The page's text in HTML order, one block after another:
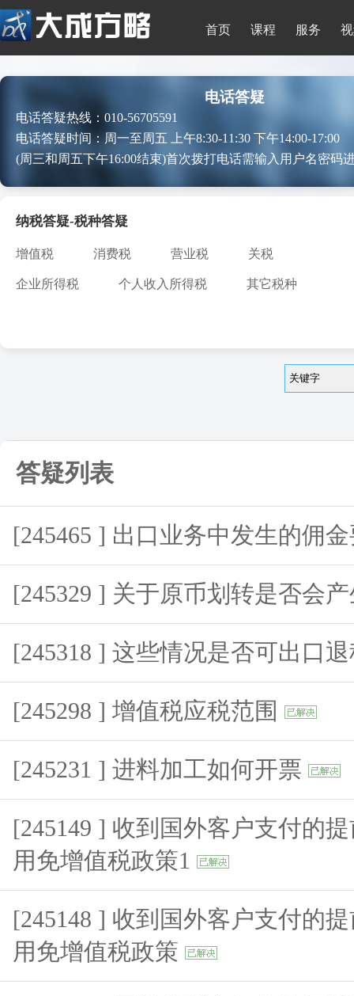
首页 课程 服务
电话答疑
电话答疑热线：010-56705591
电话答疑时间：周一至周五 上午8:30-11:30 下午14:00-17:00
(周三和周五下午16:00结束)首次拨打电话需输入用户名密码
纳税答疑-税种答疑
增值税 消费税 营业税 关税
企业所得税 个人收入所得税 其它税种
答疑列表
[245465 ] 出口业务中发生的佣
[245329 ] 关于原币划转是否会
[245318 ] 这些情况是否可出口
[245298 ] 增值税应税范围
[245231 ] 进料加工如何开票
[245149 ] 收到国外客户支付的
用免增值税政策1
[245148 ] 收到国外客户支付的
用免增值税政策